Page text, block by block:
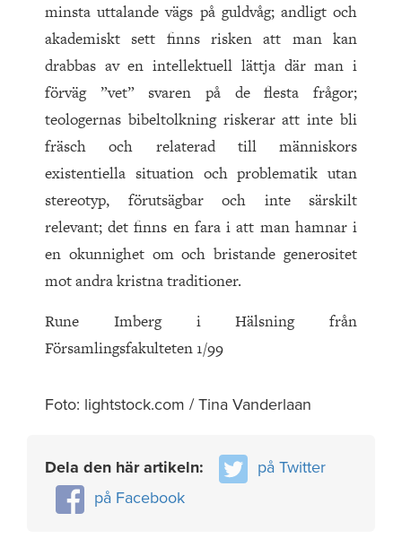
minsta uttalande vägs på guldvåg; andligt och
akademiskt sett finns risken att man kan
drabbas av en intellektuell lättja där man i
förväg ”vet” svaren på de flesta frågor;
teologernas bibeltolkning riskerar att inte bli
fräsch och relaterad till människors
existentiella situation och problematik utan
stereotyp, förutsägbar och inte särskilt
relevant; det finns en fara i att man hamnar i
en okunnighet om och bristande generositet
mot andra kristna traditioner.
Rune Imberg i Hälsning från
Församlingsfakulteten 1/99
Foto: lightstock.com / Tina Vanderlaan
Dela den här artikeln:
på Twitter
på Facebook